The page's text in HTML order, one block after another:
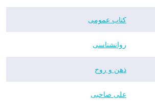
کتاب عمومی
روانشناسی
ذهن و روح
علی صاحبی